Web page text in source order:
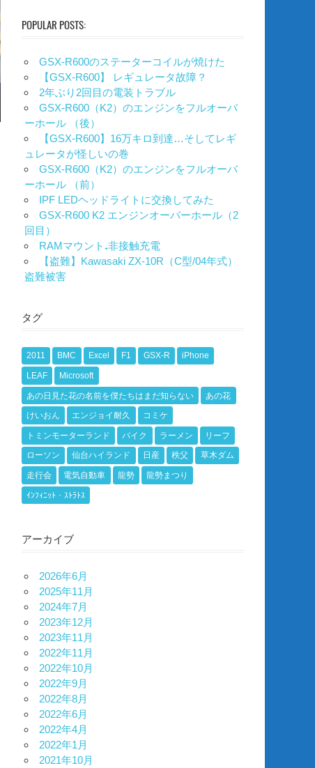
POPULAR POSTS:
GSX-R600のステーターコイルが焼けた
【GSX-R600】 レギュレータ故障？
2年ぶり2回目の電装トラブル
GSX-R600（K2）のエンジンをフルオーバ
ーホール （後）
【GSX-R600】16万キロ到達…そしてレギ
ュレータが怪しいの巻
GSX-R600（K2）のエンジンをフルオーバ
ーホール （前）
IPF LEDヘッドライトに交換してみた
GSX-R600 K2 エンジンオーバーホール（2
回目）
RAMマウント₊非接触充電
【盗難】Kawasaki ZX-10R（C型/04年式）
盗難被害
タグ
2011 BMC Excel F1 GSX-R iPhone
LEAF Microsoft
あの日見た花の名前を僕たちはまだ知らない あの花
けいおん エンジョイ耐久 コミケ
トミンモーターランド バイク ラーメン リーフ
ローソン 仙台ハイランド 日産 秩父 草木ダム
走行会 電気自動車 龍勢 龍勢まつり
ｲﾝﾌｨﾆｯﾄ・ｽﾄﾗﾄｽ
アーカイブ
2026年6月
2025年11月
2024年7月
2023年12月
2023年11月
2022年11月
2022年10月
2022年9月
2022年8月
2022年6月
2022年4月
2022年1月
2021年10月